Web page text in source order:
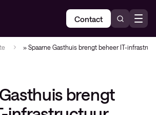
Contact
» Spaarne Gasthuis brengt beheer IT-
brengt